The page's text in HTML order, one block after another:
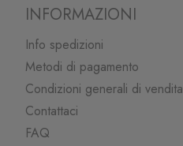
INFORMAZIONI
Info spedizioni
Metodi di pagamento
Condizioni generali di vendita
Contattaci
FAQ